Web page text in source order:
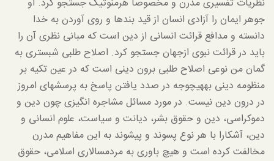
جوهر ایمان را آزادی انسان از قید بندها و روی آوردن به خدا
دانسته و مدافع قرائت انسانی از دین است که مبانی نظری آن را
باید در قرائت نبوی ازجهان جستجو کرد. اصلاح طلبی شبستری به
گمان من نوعی اصلاح طلبی برون دینی است که در عین تکیه بر
منظومه دینی به­هیچوجه در صدد یافتن پاسخ به پرسش­های امروز
در درون دین نیست. در مورد مسائل مشاجره انگیزی چون دین و
دموکراسی، دین و حقوق بشر، دیانت و سیاست، علوم انسانی و
دین، آشکارا با هر نوع پسوند و پیشوند به این مفاهیم مدرن
مخالفت کرده است و هیچ باوری به مردم­سالاری اسلامی، حقوق